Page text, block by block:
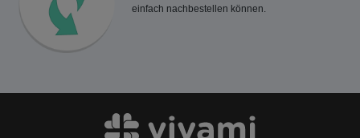
einfach nachbestellen können.